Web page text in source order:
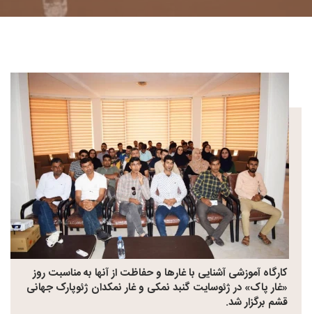
کارگاه آموزشی آشنایی با غارها و حفاظت از آنها به مناسبت روز
«غار پاک» در ژئوسایت گنبد نمکی و غار نمکدان ژئوپارک جهانی
قشم برگزار شد.